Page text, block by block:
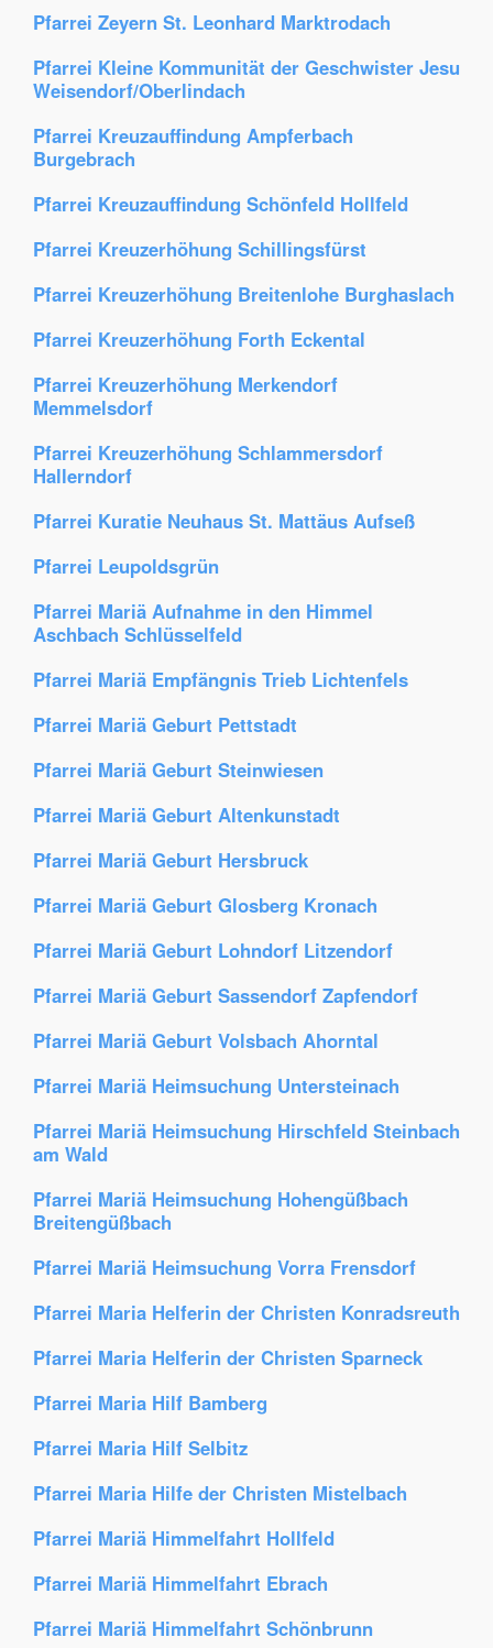
Pfarrei Zeyern St. Leonhard Marktrodach
Pfarrei Kleine Kommunität der Geschwister Jesu
Weisendorf/Oberlindach
Pfarrei Kreuzauffindung Ampferbach
Burgebrach
Pfarrei Kreuzauffindung Schönfeld Hollfeld
Pfarrei Kreuzerhöhung Schillingsfürst
Pfarrei Kreuzerhöhung Breitenlohe Burghaslach
Pfarrei Kreuzerhöhung Forth Eckental
Pfarrei Kreuzerhöhung Merkendorf
Memmelsdorf
Pfarrei Kreuzerhöhung Schlammersdorf
Hallerndorf
Pfarrei Kuratie Neuhaus St. Mattäus Aufseß
Pfarrei Leupoldsgrün
Pfarrei Mariä Aufnahme in den Himmel
Aschbach Schlüsselfeld
Pfarrei Mariä Empfängnis Trieb Lichtenfels
Pfarrei Mariä Geburt Pettstadt
Pfarrei Mariä Geburt Steinwiesen
Pfarrei Mariä Geburt Altenkunstadt
Pfarrei Mariä Geburt Hersbruck
Pfarrei Mariä Geburt Glosberg Kronach
Pfarrei Mariä Geburt Lohndorf Litzendorf
Pfarrei Mariä Geburt Sassendorf Zapfendorf
Pfarrei Mariä Geburt Volsbach Ahorntal
Pfarrei Mariä Heimsuchung Untersteinach
Pfarrei Mariä Heimsuchung Hirschfeld Steinbach
am Wald
Pfarrei Mariä Heimsuchung Hohengüßbach
Breitengüßbach
Pfarrei Mariä Heimsuchung Vorra Frensdorf
Pfarrei Maria Helferin der Christen Konradsreuth
Pfarrei Maria Helferin der Christen Sparneck
Pfarrei Maria Hilf Bamberg
Pfarrei Maria Hilf Selbitz
Pfarrei Maria Hilfe der Christen Mistelbach
Pfarrei Mariä Himmelfahrt Hollfeld
Pfarrei Mariä Himmelfahrt Ebrach
Pfarrei Mariä Himmelfahrt Schönbrunn